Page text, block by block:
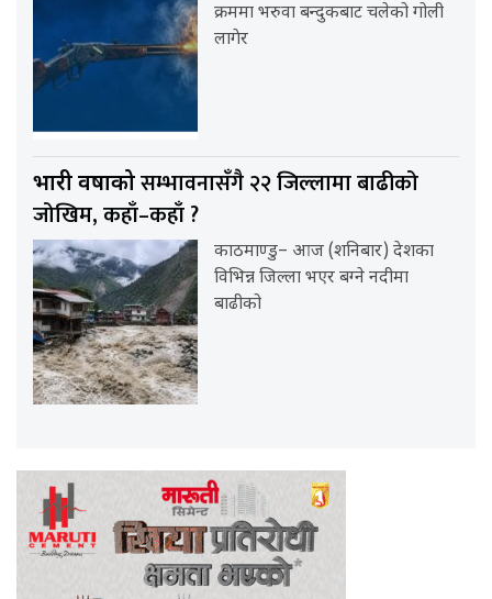
क्रममा भरुवा बन्दुकबाट चलेको गोली
लागेर
भारी वर्षाकोसम्भावनासँगै २२ जिल्लामा बाढीको
जोखिम, कहाँ–कहाँ ?
काठमाण्डु– आज (शनिबार) देशका
विभिन्न जिल्ला भएर बग्ने नदीमा
बाढीको